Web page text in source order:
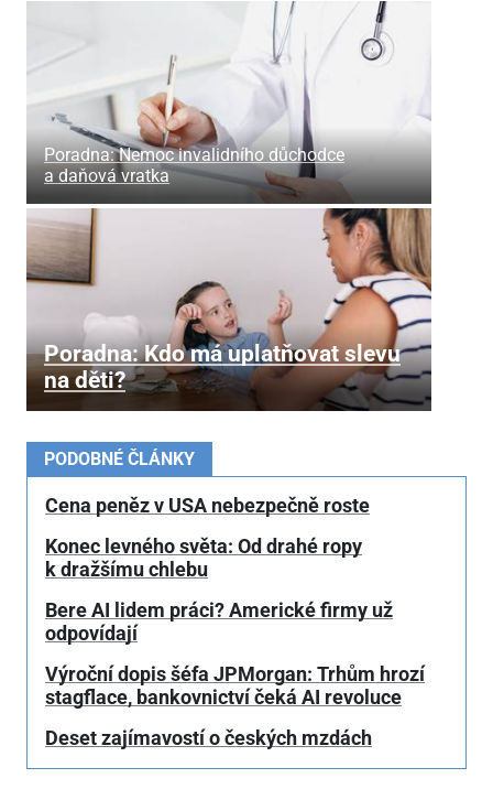
Poradna: Nemoc invalidního důchodce
a daňová vratka
Poradna: Kdo má uplatňovat slevu
na děti?
PODOBNÉ ČLÁNKY
Cena peněz v USA nebezpečně roste
Konec levného světa: Od drahé ropy
k dražšímu chlebu
Bere AI lidem práci? Americké firmy už
odpovídají
Výroční dopis šéfa JPMorgan: Trhům hrozí
stagflace, bankovnictví čeká AI revoluce
Deset zajímavostí o českých mzdách